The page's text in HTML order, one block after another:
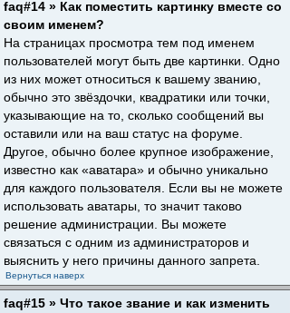
faq#14 » Как поместить картинку вместе со
своим именем?
На страницах просмотра тем под именем
пользователей могут быть две картинки. Одно
из них может относиться к вашему званию,
обычно это звёздочки, квадратики или точки,
указывающие на то, сколько сообщений вы
оставили или на ваш статус на форуме.
Другое, обычно более крупное изображение,
известно как «аватара» и обычно уникально
для каждого пользователя. Если вы не можете
использовать аватары, то значит таково
решение администрации. Вы можете
связаться с одним из администраторов и
выяснить у него причины данного запрета.
Вернуться наверх
faq#15 » Что такое звание и как изменить